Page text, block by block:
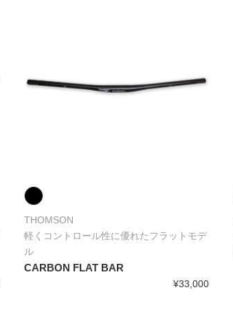
THOMSON
軽くコントロール性に優れたフラットモデ
ル
CARBON FLAT BAR
¥33,000